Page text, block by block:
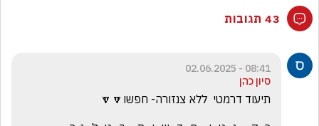
43 תגובות
08:41 - 02.06.2025
סיון כהן